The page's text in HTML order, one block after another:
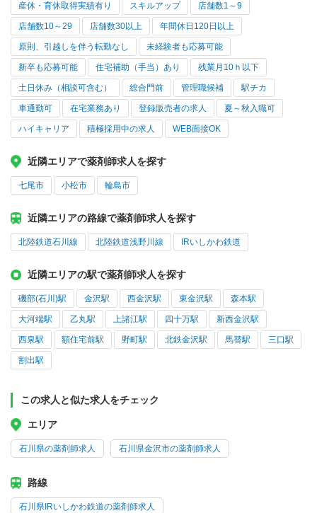
産休・育休取得実績有り スキルアップ 店舗数1～9
店舗数10～29 店舗数30以上 年間休日120日以上
原則、引越しを伴う転勤なし 未経験者も応募可能
新卒も応募可能 住宅補助（手当）あり 残業月10ｈ以下
土日休み（相談可含む） 総合門前 管理職候補 駅チカ
車通勤可 在宅業務あり 登録販売者の求人 夏～秋入職可
ハイキャリア 積極採用中の求人 WEB面接OK
近隣エリアで薬剤師求人を探す
七尾市 小松市 輪島市
近隣エリアの路線で薬剤師求人を探す
北陸鉄道石川線 北陸鉄道浅野川線 IRいしかわ鉄道
近隣エリアの駅で薬剤師求人を探す
磯部(石川)駅 金沢駅 西金沢駅 東金沢駅 森本駅
大河端駅 乙丸駅 上諸江駅 四十万駅 新西金沢駅
西泉駅 額住宅前駅 野町駅 北鉄金沢駅 馬替駅 三口駅
割出駅
この求人と似た求人をチェック
エリア
石川県の薬剤師求人 石川県金沢市の薬剤師求人
路線
石川県IRいしかわ鉄道の薬剤師求人